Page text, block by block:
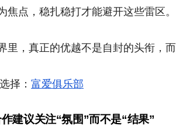
焦点，稳扎稳打才能避开这些雷区。
里，真正的优越不是自封的头衔，
择： 富爱俱乐部
建议关注“氛围”而不是“结果”